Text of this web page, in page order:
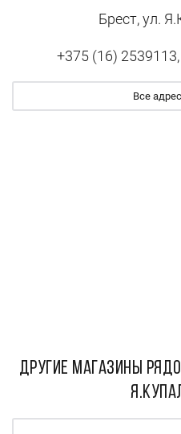
Брест, ул.
+375 (16)
Все
ДРУГИЕ МАГАЗИНЫ